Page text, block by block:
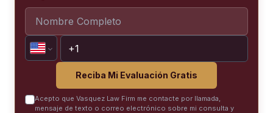
Reciba Mi Evaluación Gratis
Acepto que Vasquez Law Firm me contacte por llamada,
mensaje de texto o correo electrónico sobre mi consulta y